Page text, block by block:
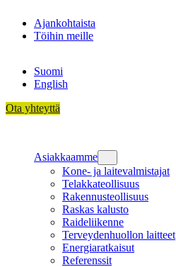
sisältöönAjankohtaista
Töihin meille
Suomi
English
Ota yhteyttä
Asiakkaamme
Kone- ja laitevalmistajat
Telakkateollisuus
Rakennusteollisuus
Raskas kalusto
Raideliikenne
Terveydenhuollon laitteet
Energiaratkaisut
Referenssit